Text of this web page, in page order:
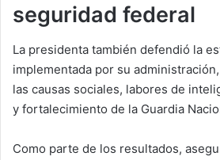
seguridad federal
La presidenta también defendió la
implementada por su
las causas sociales, labores de
y fortalecimiento de la Guardia
Como parte de los resultados,